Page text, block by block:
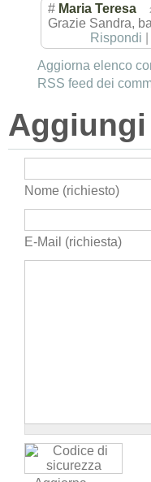
# Maria Teresa
Grazie Sandra,
Rispondi
Aggiorna elenco
RSS feed dei
Nome (richiesto)
E-Mail (richiesta)